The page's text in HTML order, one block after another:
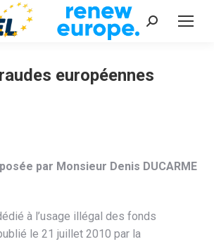
Recherche
européennes
par Monsieur Denis DUCARME
à l’usage illégal des fonds
le 21 juillet 2010 par la